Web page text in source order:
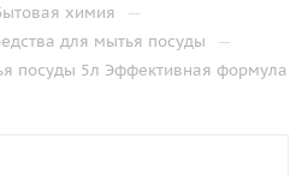
химия —
для мытья посуды —
посуды 5л Эффективная формула